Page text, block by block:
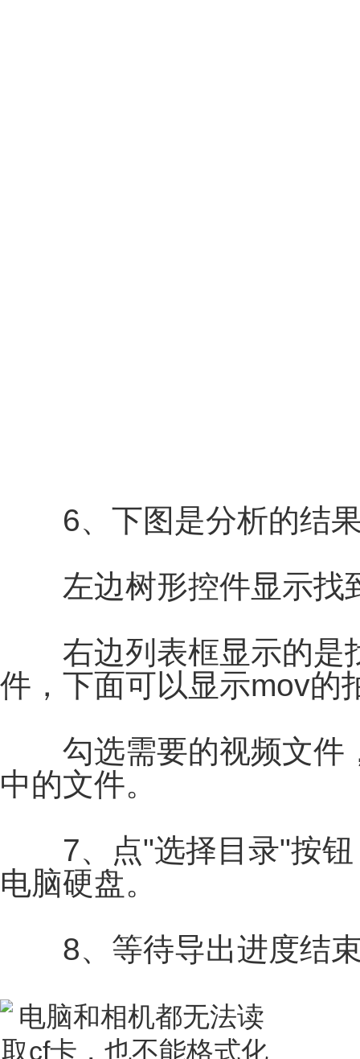
6、下图是分析的结
左边树形控件显示找
右边列表框显示的是
件，下面可以显示mov的
勾选需要的视频文件
中的文件。
7、点"选择目录"按钮
电脑硬盘。
8、等待导出进度结束